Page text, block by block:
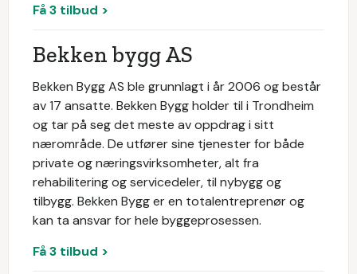
Få 3 tilbud >
Bekken bygg AS
Bekken Bygg AS ble grunnlagt i år 2006 og består
av 17 ansatte. Bekken Bygg holder til i Trondheim
og tar på seg det meste av oppdrag i sitt
nærområde. De utfører sine tjenester for både
private og næringsvirksomheter, alt fra
rehabilitering og servicedeler, til nybygg og
tilbygg. Bekken Bygg er en totalentreprenør og
kan ta ansvar for hele byggeprosessen.
Få 3 tilbud >